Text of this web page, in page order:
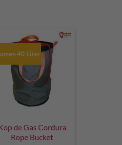
40 Liter
de Gas Cordura
Rope Bucket